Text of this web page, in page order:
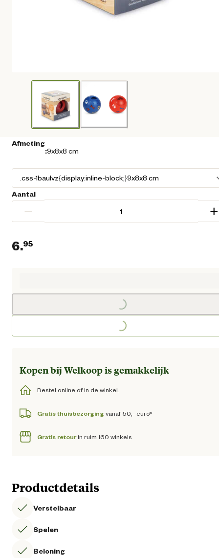
Afmeting
:9x8x8 cm
Aantal
− +
6.95
Loading...
Loading...
Kopen bij Welkoop is gemakkelijk
Bestel online of in de winkel.
Gratis thuisbezorging vanaf 50,- euro*
Gratis retourin ruim 160 winkels
Productdetails
Verstelbaar
Spelen
Beloning